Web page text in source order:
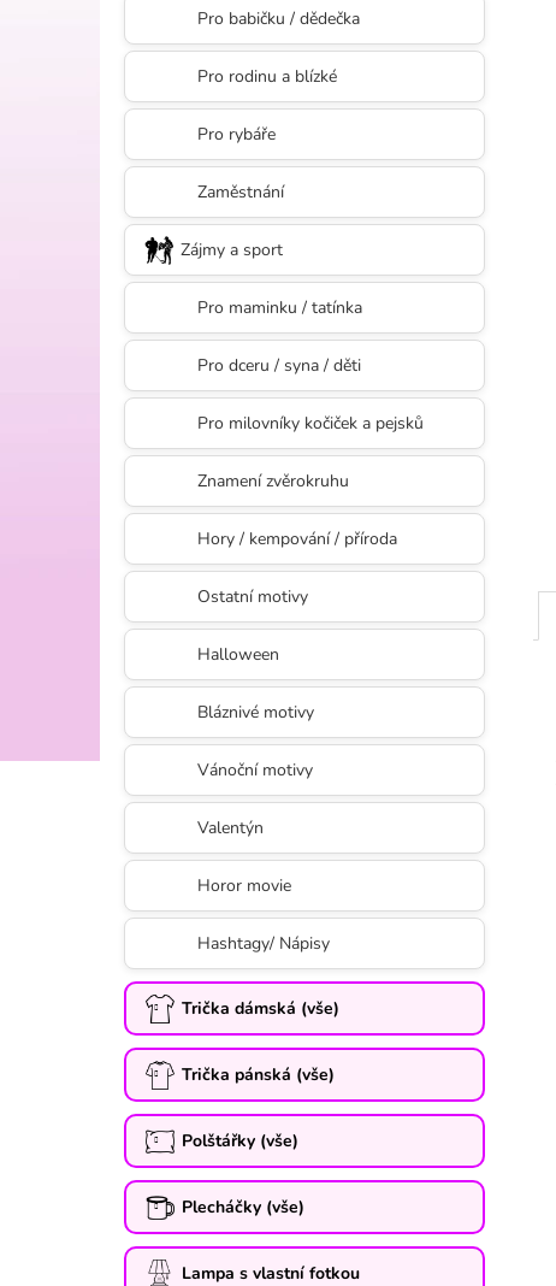
Pro babičku / dědečka
Pro rodinu a blízké
Pro rybáře
Zaměstnání
Zájmy a sport
Pro maminku / tatínka
Pro dceru / syna / děti
Pro milovníky kočiček a pejsků
Znamení zvěrokruhu
Hory / kempování / příroda
Ostatní motivy
Halloween
Bláznivé motivy
Vánoční motivy
Valentýn
Horor movie
Hashtagy/ Nápisy
Trička dámská (vše)
Trička pánská (vše)
Polštářky (vše)
Plecháčky (vše)
Lampa s vlastní fotkou